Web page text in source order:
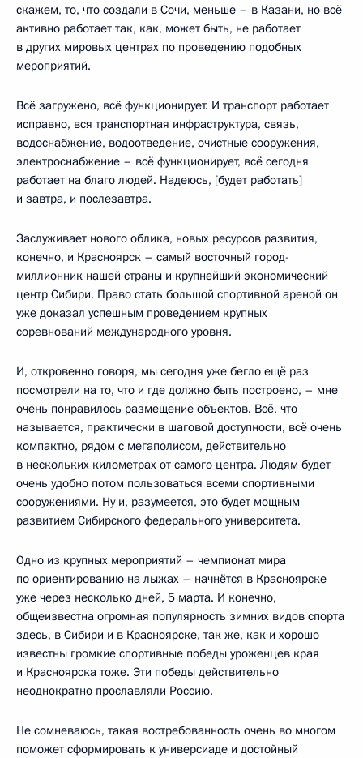
скажем, то, что создали в Сочи, меньше – в Казани, но всё
активно работает так, как, может быть, не работает
в других мировых центрах по проведению подобных
мероприятий.
Всё загружено, всё функционирует. И транспорт работает
исправно, вся транспортная инфраструктура, связь,
водоснабжение, водоотведение, очистные сооружения,
электроснабжение – всё функционирует, всё сегодня
работает на благо людей. Надеюсь, [будет работать]
и завтра, и послезавтра.
Заслуживает нового облика, новых ресурсов развития,
конечно, и Красноярск – самый восточный город-
миллионник нашей страны и крупнейший экономический
центр Сибири. Право стать большой спортивной ареной он
уже доказал успешным проведением крупных
соревнований международного уровня.
И, откровенно говоря, мы сегодня уже бегло ещё раз
посмотрели на то, что и где должно быть построено, – мне
очень понравилось размещение объектов. Всё, что
называется, практически в шаговой доступности, всё очень
компактно, рядом с мегаполисом, действительно
в нескольких километрах от самого центра. Людям будет
очень удобно потом пользоваться всеми спортивными
сооружениями. Ну и, разумеется, это будет мощным
развитием Сибирского федерального университета.
Одно из крупных мероприятий – чемпионат мира
по ориентированию на лыжах – начнётся в Красноярске
уже через несколько дней, 5 марта. И конечно,
общеизвестна огромная популярность зимних видов спорта
здесь, в Сибири и в Красноярске, так же, как и хорошо
известны громкие спортивные победы уроженцев края
и Красноярска тоже. Эти победы действительно
неоднократно прославляли Россию.
Не сомневаюсь, такая востребованность очень во многом
поможет сформировать к универсиаде и достойный